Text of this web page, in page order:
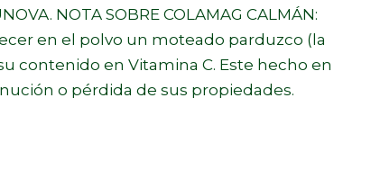
NOTA SOBRE COLAMAG CALMÁN:
en el polvo un moteado parduzco (la
contenido en Vitamina C. Este hecho en
o pérdida de sus propiedades.